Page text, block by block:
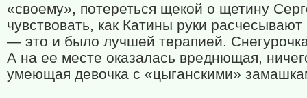
«своему», потереться щекой о щетину
чувствовать, как Катины руки
— это и было лучшей терапией.
А на ее месте оказалась вреднющая,
умеющая девочка с «цыганскими»